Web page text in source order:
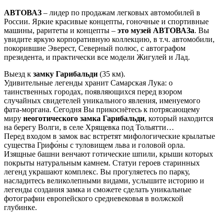
АВТОВАЗ – лидер по продажам легковых автомобилей в
России. Яркие красивые концепты, гоночные и спортивные
машины, раритеты и концепты – это музей АВТОВАЗа. Вы
увидите яркую корпоративную коллекцию, в т.ч. автомобили,
покорившие Эверест, Северный полюс, с автографом
президента, и практически все модели Жигулей и Лад.
Выезд к замку Гарибальди (35 км).
Удивительные легенды хранит Самарская Лука: о
таинственных городах, появляющихся перед взором
случайных свидетелей уникального явления, именуемого
фата-моргана. Сегодня Вы прикоснётесь к потрясающему
миру неоготического замка Гарибальди, который находится
на берегу Волги, в селе Хрящевка под Тольятти…
Перед входом в замок вас встретят мифологические крылатые
существа Грифо́ны с туловищем льва и головой орла.
Изящные башни венчают готические шпили, крыши которых
покрыты натуральным камнем. Статуи героев старинных
легенд украшают комплекс. Вы прогуляетесь по парку,
насладитесь великолепными видами, услышите историю и
легенды создания замка и сможете сделать уникальные
фотографии европейского средневековья в волжской
глубинке.